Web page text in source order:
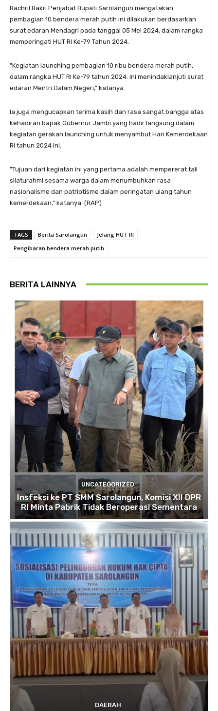
Bachril Bakri Penjabat Bupati Sarolangun mengatakan
pembagian 10 bendera merah putih ini dilakukan berdasarkan
surat edaran Mendagri pada tanggal 05 Mei 2024, dalam rangka
memperingati HUT RI Ke-79 Tahun 2024.
”Kegiatan launching pembagian 10 ribu bendera merah putih,
dalam rangka HUT RI Ke-79 tahun 2024. Ini menindaklanjuti surat
edaran Mentri Dalam Negeri,” katanya.
Ia juga mengucapkan terima kasih dan rasa sangat bangga atas
kehadiran bapak Gubernur Jambi yang hadir langsung dalam
kegiatan gerakan launching untuk menyambut Hari Kemerdekaan
RI tahun 2024 ini.
”Tujuan dari kegiatan ini yang pertama adalah mempererat tali
silaturahmi sesama warga dalam menumbuhkan rasa
nasionalisme dan patriotisme dalam peringatan ulang tahun
kemerdekaan,” katanya. (RAP)
TAGS Berita Sarolangun
Jelang HUT RI
Pengibaran bendera merah putih
BERITA LAINNYA
UNCATEGORIZED
Insfeksi ke PT SMM Sarolangun, Komisi XII DPR
RI Minta Pabrik Tidak Beroperasi Sementara
DAERAH